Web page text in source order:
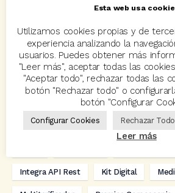
acuerdo Acuerdos Allianz
Avant2 Avant2 Sales Manager
Carlos Rovira Codeoscopic
Codeoscopic Workspace Coverize
digitalización
Integra API Rest Kit Digital
Esta web usa
Utilizamos cookies propias y de
experiencia analizando la
usuarios. Puedes obtener más
"Leer más", aceptar todas las
"Aceptar todo", rechazar todas las
botón "Rechazar todo" o
botón "Configurar
Configurar Cookies Rechazar Todo
Leer más